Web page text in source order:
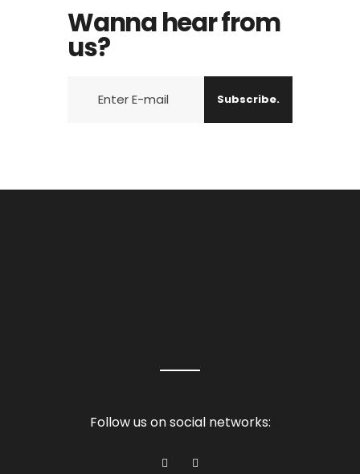
Wanna hear from
us?
Subscribe.
Follow us on social networks: